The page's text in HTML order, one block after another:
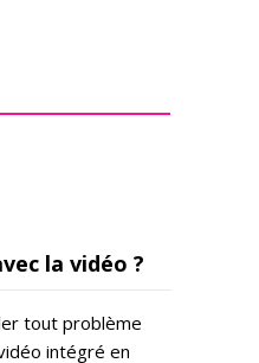
la vidéo ?
tout problème
intégré en